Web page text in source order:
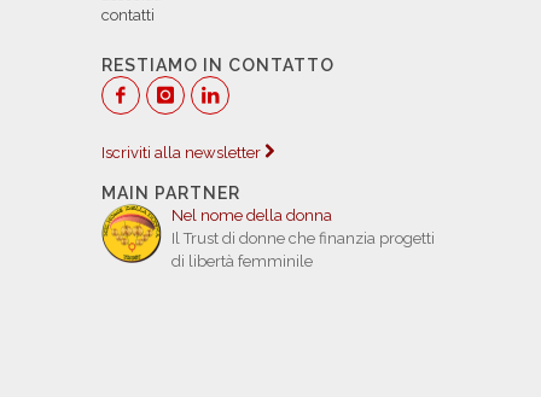
contatti
RESTIAMO IN CONTATTO
Iscriviti alla newsletter
MAIN PARTNER
Nel nome della donna
Il Trust di donne che finanzia progetti
di libertà femminile